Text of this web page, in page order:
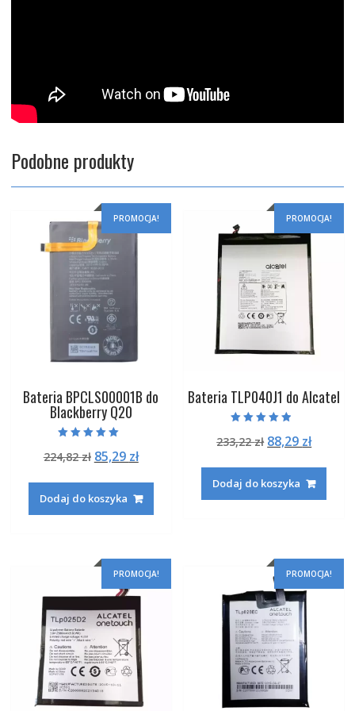
Podobne produkty
PROMOCJA!
Bateria BPCLS00001B do
Blackberry Q20
5.00
na 5
224,82zł Pierwotna
wynosiła:
224,82 zł.
85,29 złAktualna
85,29 zł.
Dodaj do koszyka
PROMOCJA!
Bateria TLP040J1 do Alcatel
4.50
na 5
233,22zł Pierwotna
wynosiła:
233,22 zł.
88,29 zł
88,29
Dodaj do koszyka
PROMOCJA! PROMOCJA!